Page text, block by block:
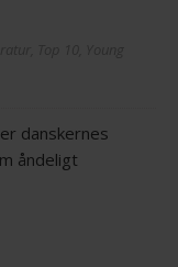
danskernes
åndeligt